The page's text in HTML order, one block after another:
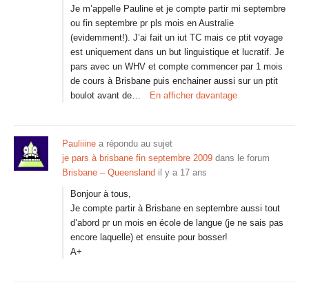
Je m’appelle Pauline et je compte partir mi septembre
ou fin septembre pr pls mois en Australie
(evidemment!). J’ai fait un iut TC mais ce ptit voyage
est uniquement dans un but linguistique et lucratif. Je
pars avec un WHV et compte commencer par 1 mois
de cours à Brisbane puis enchainer aussi sur un ptit
boulot avant de…
En afficher davantage
Pauliiine a répondu au sujet
je pars à brisbane fin septembre 2009 dans le forum
Brisbane – Queensland il y a 17 ans
Bonjour à tous,
Je compte partir à Brisbane en septembre aussi tout
d’abord pr un mois en école de langue (je ne sais pas
encore laquelle) et ensuite pour bosser!
A+